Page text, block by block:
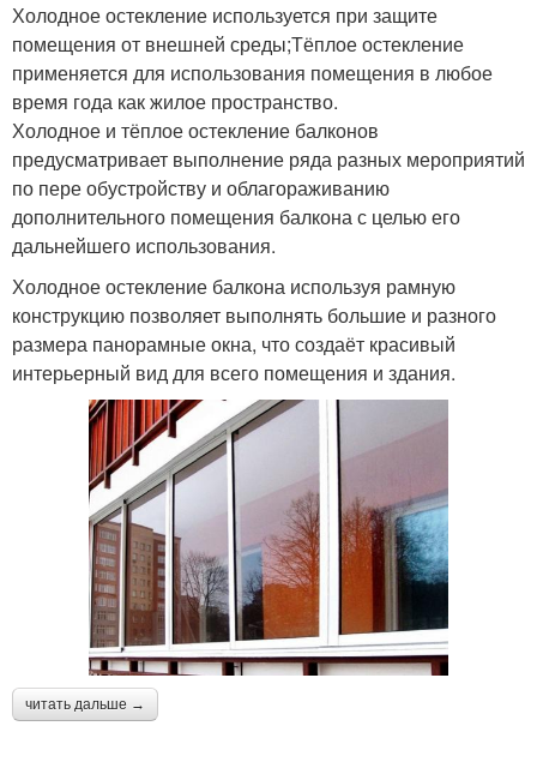
Холодное остекление используется при защите
помещения от внешней среды;Тёплое остекление
применяется для использования помещения в любое
время года как жилое пространство.
Холодное и тёплое остекление балконов
предусматривает выполнение ряда разных мероприятий
по пере обустройству и облагораживанию
дополнительного помещения балкона с целью его
дальнейшего использования.
Холодное остекление балкона используя рамную
конструкцию позволяет выполнять большие и разного
размера панорамные окна, что создаёт красивый
интерьерный вид для всего помещения и здания.
читать дальше →